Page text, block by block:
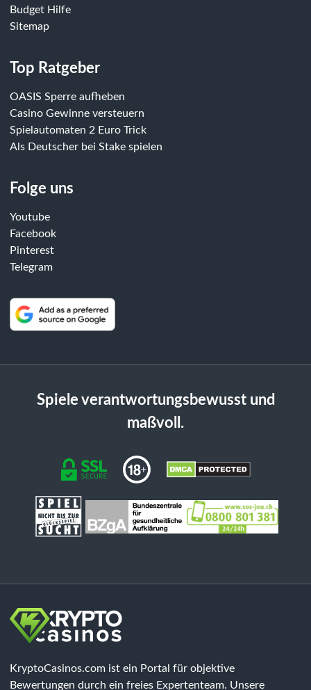
Budget Hilfe
Sitemap
Top Ratgeber
OASIS Sperre aufheben
Casino Gewinne versteuern
Spielautomaten 2 Euro Trick
Als Deutscher bei Stake spielen
Folge uns
Youtube
Facebook
Pinterest
Telegram
Spiele verantwortungsbewusst und
maßvoll.
KryptoCasinos.com ist ein Portal für objektive
Bewertungen durch ein freies Expertenteam. Unsere